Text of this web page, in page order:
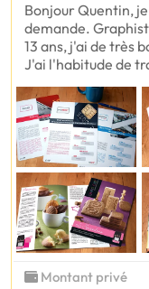
Bonjour Quentin,
demande.
13 ans, j'ai de très
J'ai l'habitude de
Montant privé